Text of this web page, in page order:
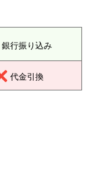
銀行振り込み
代金引換